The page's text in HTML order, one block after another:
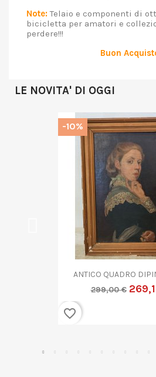
Note:Telaio e componenti di
bicicletta per amatori e
perdere!!!
Buon
LE NOVITA' DI OGGI
-